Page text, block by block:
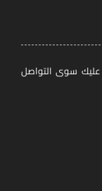
عليك سوى التواصل